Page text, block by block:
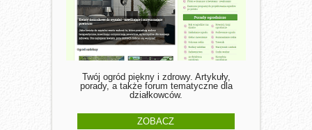
Twój ogród piękny i zdrowy. Artykuły,
porady, a także forum tematyczne dla
działkowców.
ZOBACZ